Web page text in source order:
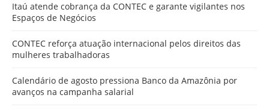
Itaú atende cobrança da CONTEC e garante vigilantes nos
Espaços de Negócios
CONTEC reforça atuação internacional pelos direitos das
mulheres trabalhadoras
Calendário de agosto pressiona Banco da Amazônia por
avanços na campanha salarial